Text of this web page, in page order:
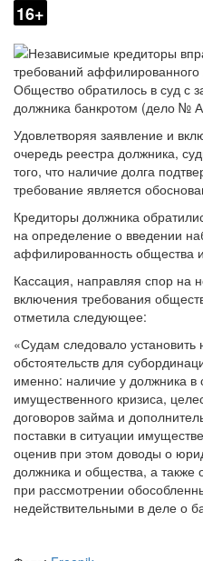
16+
Общество обратилось в суд с
должника банкротом (дело №
Удовлетворяя заявление и
очередь реестра должника,
того, что наличие долга
требование является
Кредиторы должника
на определение о введении
аффилированность общества
Кассация, направляя спор на
включения требования
отметила следующее:
«Судам следовало установить
обстоятельств для
именно: наличие у должника в
имущественного кризиса,
договоров займа и
поставки в ситуации
оценив при этом доводы о
должника и общества, а также
при рассмотрении
недействительными в деле о